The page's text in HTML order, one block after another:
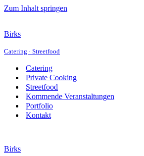
Zum Inhalt springen
Birks
Catering · Streetfood
Catering
Private Cooking
Streetfood
Kommende Veranstaltungen
Portfolio
Kontakt
Birks